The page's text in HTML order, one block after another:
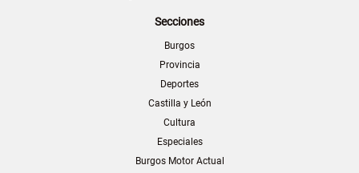
Secciones
Burgos
Provincia
Deportes
Castilla y León
Cultura
Especiales
Burgos Motor Actual